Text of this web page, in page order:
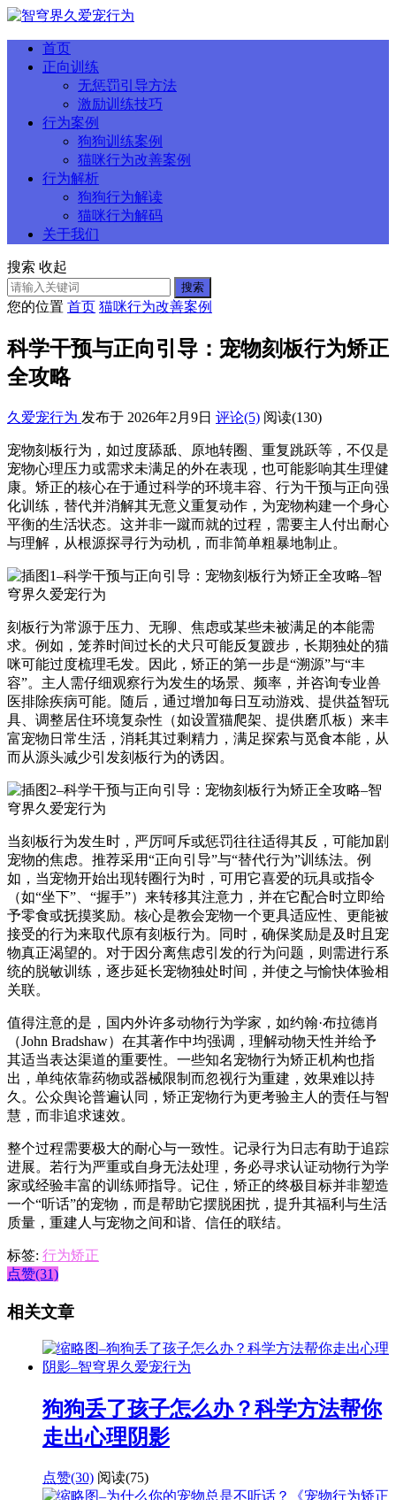
首页
正向训练
无惩罚引导方法
激励训练技巧
行为案例
狗狗训练案例
猫咪行为改善案例
行为解析
狗狗行为解读
猫咪行为解码
关于我们
搜索 收起
搜索
您的位置 首页 猫咪行为改善案例
科学干预与正向引导：宠物刻板行为矫正
全攻略
久爱宠行为 发布于 2026年2月9日 评论(5) 阅读(130)
宠物刻板行为，如过度舔舐、原地转圈、重复跳跃等，不仅是
宠物心理压力或需求未满足的外在表现，也可能影响其生理健
康。矫正的核心在于通过科学的环境丰容、行为干预与正向强
化训练，替代并消解其无意义重复动作，为宠物构建一个身心
平衡的生活状态。这并非一蹴而就的过程，需要主人付出耐心
与理解，从根源探寻行为动机，而非简单粗暴地制止。
刻板行为常源于压力、无聊、焦虑或某些未被满足的本能需
求。例如，笼养时间过长的犬只可能反复踱步，长期独处的猫
咪可能过度梳理毛发。因此，矫正的第一步是“溯源”与“丰
容”。主人需仔细观察行为发生的场景、频率，并咨询专业兽
医排除疾病可能。随后，通过增加每日互动游戏、提供益智玩
具、调整居住环境复杂性（如设置猫爬架、提供磨爪板）来丰
富宠物日常生活，消耗其过剩精力，满足探索与觅食本能，从
而从源头减少引发刻板行为的诱因。
当刻板行为发生时，严厉呵斥或惩罚往往适得其反，可能加剧
宠物的焦虑。推荐采用“正向引导”与“替代行为”训练法。例
如，当宠物开始出现转圈行为时，可用它喜爱的玩具或指令
（如“坐下”、“握手”）来转移其注意力，并在它配合时立即给
予零食或抚摸奖励。核心是教会宠物一个更具适应性、更能被
接受的行为来取代原有刻板行为。同时，确保奖励是及时且宠
物真正渴望的。对于因分离焦虑引发的行为问题，则需进行系
统的脱敏训练，逐步延长宠物独处时间，并使之与愉快体验相
关联。
值得注意的是，国内外许多动物行为学家，如约翰·布拉德肖
（John Bradshaw）在其著作中均强调，理解动物天性并给予
其适当表达渠道的重要性。一些知名宠物行为矫正机构也指
出，单纯依靠药物或器械限制而忽视行为重建，效果难以持
久。公众舆论普遍认同，矫正宠物行为更考验主人的责任与智
慧，而非追求速效。
整个过程需要极大的耐心与一致性。记录行为日志有助于追踪
进展。若行为严重或自身无法处理，务必寻求认证动物行为学
家或经验丰富的训练师指导。记住，矫正的终极目标并非塑造
一个“听话”的宠物，而是帮助它摆脱困扰，提升其福利与生活
质量，重建人与宠物之间和谐、信任的联结。
标签: 行为矫正
点赞(31)
相关文章
狗狗丢了孩子怎么办？科学方法帮你
走出心理阴影
点赞(30) 阅读(75)